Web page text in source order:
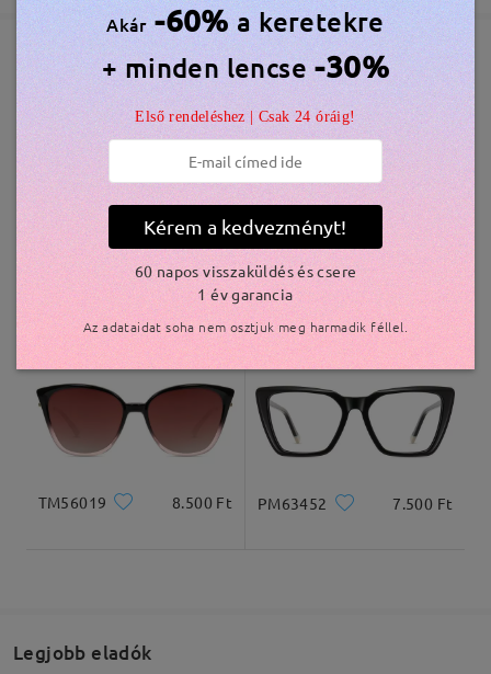
Elküldve
szállítási idő
5-7 munkanap
Kiszállítva
Hasonló keretek
AC43601 6.800 Ft M18248 7.000 Ft
TM56019 8.500 Ft PM63452 7.500 Ft
Legjobb eladók
Akár -60% a keretekre
+ minden lencse -30%
Első rendeléshez | Csak 24 óráig!
Kérem a kedvezményt!
60 napos visszaküldés és csere
1 év garancia
Az adataidat soha nem osztjuk meg harmadik féllel.